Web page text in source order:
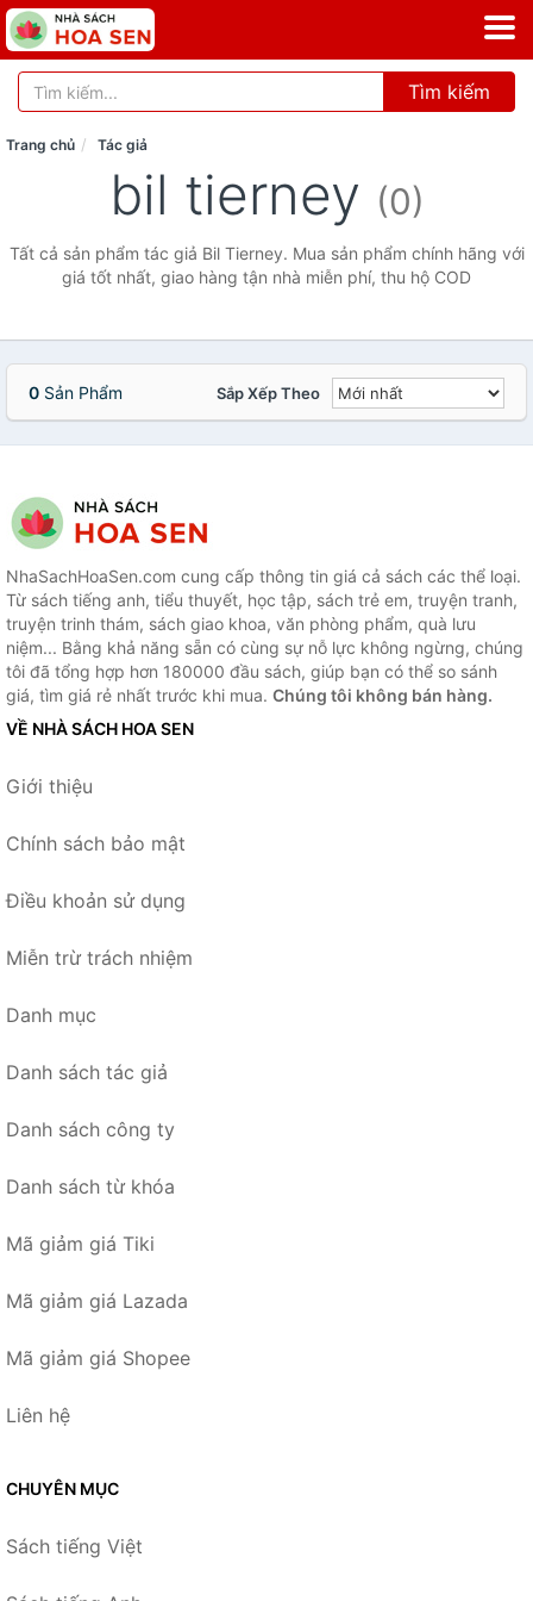
Tìm kiếm
Trang chủ Tác giả
bil tierney (0)
Tất cả sản phẩm tác giả Bil Tierney. Mua sản phẩm chính hãng với
giá tốt nhất, giao hàng tận nhà miễn phí, thu hộ COD
0 Sản Phẩm Sắp Xếp Theo
NhaSachHoaSen.com cung cấp thông tin giá cả sách các thể loại.
Từ sách tiếng anh, tiểu thuyết, học tập, sách trẻ em, truyện tranh,
truyện trinh thám, sách giao khoa, văn phòng phẩm, quà lưu
niệm... Bằng khả năng sẵn có cùng sự nỗ lực không ngừng, chúng
tôi đã tổng hợp hơn 180000 đầu sách, giúp bạn có thể so sánh
giá, tìm giá rẻ nhất trước khi mua. Chúng tôi không bán hàng.
VỀ NHÀ SÁCH HOA SEN
Giới thiệu
Chính sách bảo mật
Điều khoản sử dụng
Miễn trừ trách nhiệm
Danh mục
Danh sách tác giả
Danh sách công ty
Danh sách từ khóa
Mã giảm giá Tiki
Mã giảm giá Lazada
Mã giảm giá Shopee
Liên hệ
CHUYÊN MỤC
Sách tiếng Việt